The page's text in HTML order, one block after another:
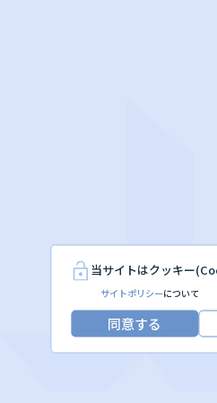
当サイトはクッキー
サイトポリシーについて
同意する